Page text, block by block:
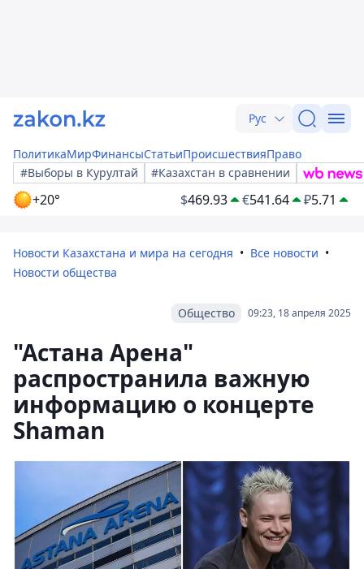
Рус
ПолитикаМирФинансыСтатьиПроисшествияПраво
#Выборы в Курултай
#Казахстан в сравнении
+20° $469.93 €541.64 ₽5.71
Новости Казахстана и мира на сегодня
Все новости
Новости общества
09:23, 18 апреля 2025
Общество
"Астана Арена"
распространила важную
информацию о концерте
Shaman